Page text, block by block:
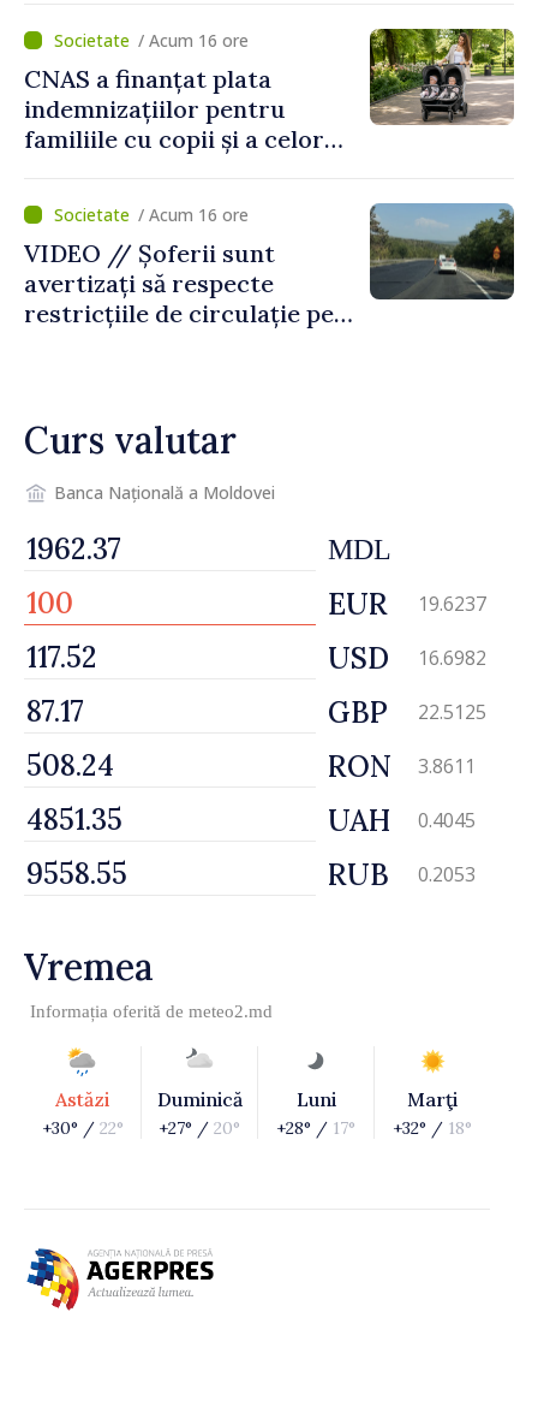
despre parcursul european
al Republicii Moldova.
/ Acum 16 ore
CNAS a finanțat plata
indemnizațiilor pentru
familiile cu copii și a celor
temporară de muncă
/ Acum 16 ore
VIDEO // Șoferii sunt
avertizați să respecte
restricțiile de circulație pe
Curs valutar
Banca Națională a Moldovei
MDL
EUR 19.6237
USD 16.6982
GBP 22.5125
RON 3.8611
UAH 0.4045
RUB 0.2053
Vremea
Informația oferită de meteo2.md
Astăzi
+30° / 22°
Duminică
+27° / 20°
Luni
+28° / 17°
Marţi
+32° / 18°